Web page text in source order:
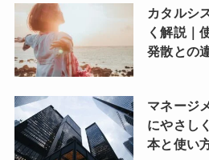
カタルシ
く解説｜
発散との
マネージ
にやさし
本と使い